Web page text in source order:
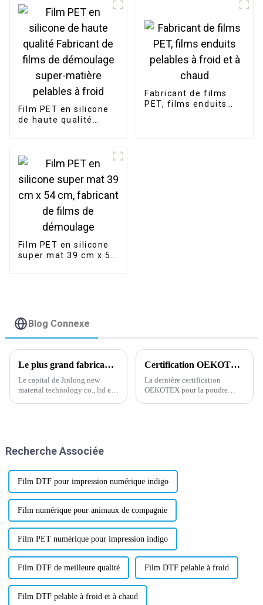
élastique
Film PET en silicone
de haute qualité
froid
Fabricant de films
PET, films enduits
Film PET en silicone
super mat 39 cm x 54
Blog Connexe
Le plus grand fabricant de films DTF en Chine.
Le capital de Jinlong new
material technology co., ltd est
têtes et d'autres avancées
Certification OEKOTEX la plus récente concernant la poudre adhésive thermofusible
La dernière certification
OEKOTEX pour la poudre
Recherche Associée
Film DTF pour impression numérique indigo
Film numérique pour animaux de compagnie
Film PET numérique pour impression indigo
Film DTF de meilleure qualité Film DTF pelable à froid
Film DTF pelable à froid et à chaud